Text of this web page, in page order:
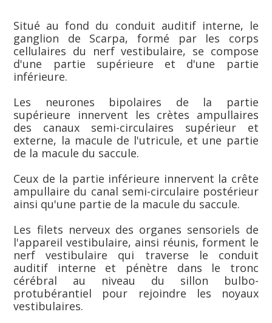
Situé au fond du conduit auditif interne, le
ganglion de Scarpa, formé par les corps
cellulaires du nerf vestibulaire, se compose
d'une partie supérieure et d'une partie
inférieure.
Les neurones bipolaires de la partie
supérieure innervent les crètes ampullaires
des canaux semi-circulaires supérieur et
externe, la macule de l'utricule, et une partie
de la macule du saccule.
Ceux de la partie inférieure innervent la crête
ampullaire du canal semi-circulaire postérieur
ainsi qu'une partie de la macule du saccule.
Les filets nerveux des organes sensoriels de
l'appareil vestibulaire, ainsi réunis, forment le
nerf vestibulaire qui traverse le conduit
auditif interne et pénètre dans le tronc
cérébral au niveau du sillon bulbo-
protubérantiel pour rejoindre les noyaux
vestibulaires.